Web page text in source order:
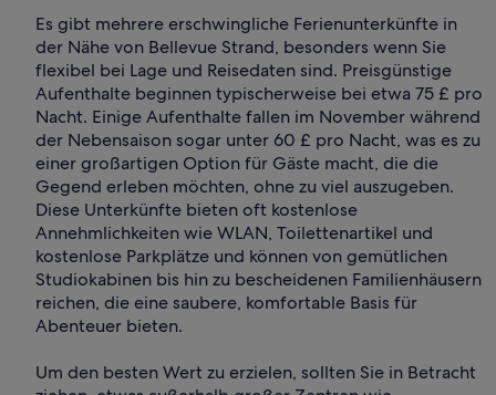
Es gibt mehrere erschwingliche Ferienunterkünfte in
der Nähe von Bellevue Strand, besonders wenn Sie
flexibel bei Lage und Reisedaten sind. Preisgünstige
Aufenthalte beginnen typischerweise bei etwa 75 £ pro
Nacht. Einige Aufenthalte fallen im November während
der Nebensaison sogar unter 60 £ pro Nacht, was es zu
einer großartigen Option für Gäste macht, die die
Gegend erleben möchten, ohne zu viel auszugeben.
Diese Unterkünfte bieten oft kostenlose
Annehmlichkeiten wie WLAN, Toilettenartikel und
kostenlose Parkplätze und können von gemütlichen
Studiokabinen bis hin zu bescheidenen Familienhäusern
reichen, die eine saubere, komfortable Basis für
Abenteuer bieten.
Um den besten Wert zu erzielen, sollten Sie in Betracht